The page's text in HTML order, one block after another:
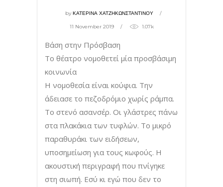
byΚΑΤΕΡΙΝΑ ΧΑΤΖΗΚΩΝΣΤΑΝΤΙΝΟΥ
11 November 2019 1.07k
Βάση στην Πρόσβαση
Το θέατρο νομοθετεί μία προσβάσιμη
κοινωνία
Η νομοθεσία είναι κούφια. Την
άδειασε το πεζοδρόμιο χωρίς ράμπα.
Το στενό ασανσέρ. Οι γλάστρες πάνω
στα πλακάκια των τυφλών. Το μικρό
παραθυράκι των ειδήσεων,
υποσημείωση για τους κωφούς. Η
ακουστική περιγραφή που πνίγηκε
στη σιωπή. Εσύ κι εγώ που δεν το